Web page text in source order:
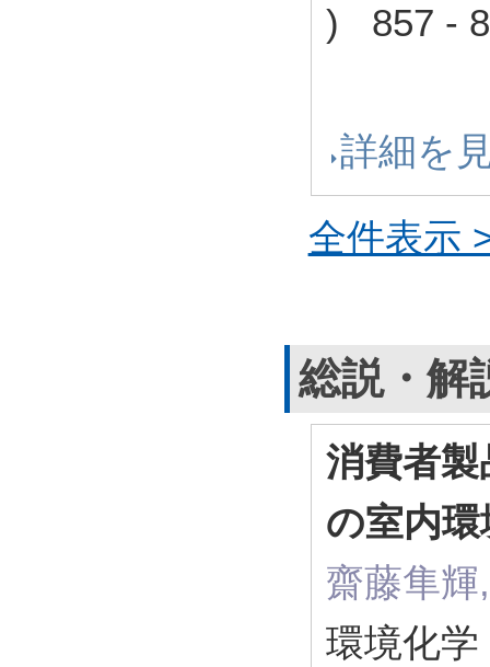
) 857 -
詳細を
全件表示
総説・解
消費者
の室内
齋藤隼
環境化